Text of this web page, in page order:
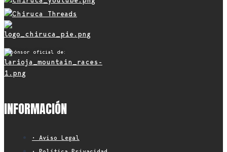
Espónsor oficial de:
INFORMACIÓN
• Aviso Legal